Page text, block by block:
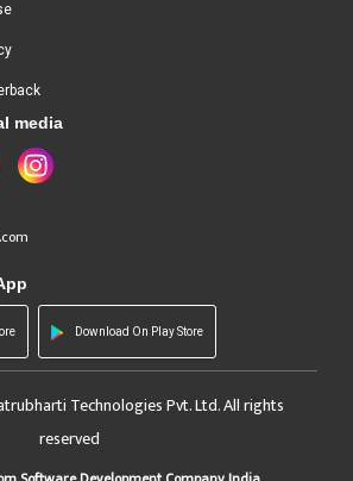
media
Download On Play Store
Technologies Pvt. Ltd. All rights
reserved